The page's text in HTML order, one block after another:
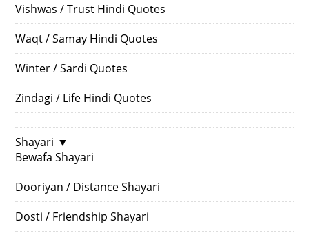
Vishwas / Trust Hindi Quotes
Waqt / Samay Hindi Quotes
Winter / Sardi Quotes
Zindagi / Life Hindi Quotes
Shayari ▼
Bewafa Shayari
Dooriyan / Distance Shayari
Dosti / Friendship Shayari